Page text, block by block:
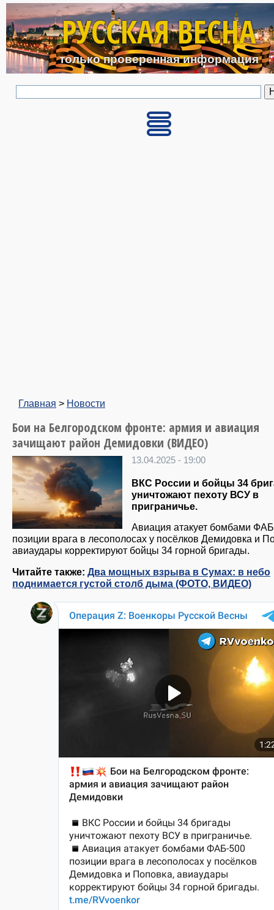
Перейти к основному
РУССКАЯ ВЕСНА
только проверенная информация
Главная > Новости
Бои на Белгородском фронте: армия и авиация
зачищают район Демидовки (ВИДЕО)
13.04.2025 - 19:00
ВКС России и бойцы 34
уничтожают пехоту ВСУ в
приграничье.
Авиация атакует бомбами
позиции врага в лесополосах у посёлков Демидовка и
авиаудары корректируют бойцы 34 горной бригады.
Читайте также: Два мощных взрыва в Сумах: в небо
поднимается густой столб дыма (ФОТО, ВИДЕО)